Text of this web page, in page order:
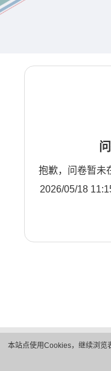
本站点使用Cookies，继续浏览
抱歉，问卷暂未
2026/05/18